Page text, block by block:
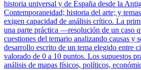
historia universal y de España desde la
Contemporaneidad; historia del arte; y
exigen capacidad de análisis crítico. La
una parte práctica —resolución de un caso
cuestiones del temario analizando causas y
desarrollo escrito de un tema elegido entre
valorado de 0 a 10 puntos. Los supuestos
análisis de mapas físicos, políticos,